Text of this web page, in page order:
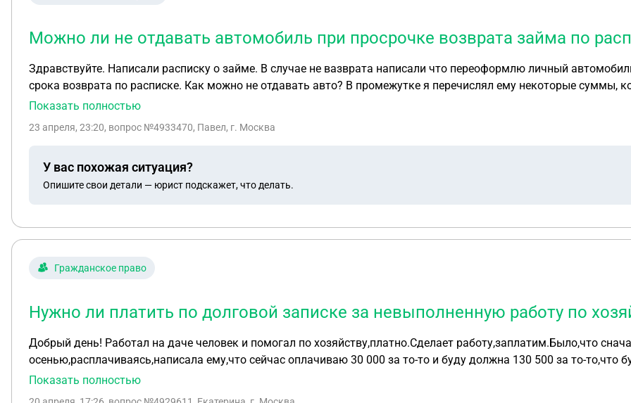
Можно ли не отдавать автомобиль при просрочке возврата займа по
Здравствуйте. Написали расписку о займе. В случае не вазврата написали что переоформлю личный автомобиль. Срок вышел. Деньги смогу отдать позже
срока возврата по расписке. Как можно не отдавать авто? В промежутке я перечислял ему некоторые суммы,
Показать полностью
23 апреля, 23:20, вопрос №4933470, Павел, г. Москва
У вас похожая ситуация?
Опишите свои детали — юрист подскажет, что делать.
Гражданское право
Нужно ли платить по долговой записке за невыполненную работу по
Добрый день! Работал на даче человек и помогал по хозяйству,платно.Сделает работу,заплатим.Было,что
осенью,расплачиваясь,написала ему,что сейчас оплачиваю 30 000 за то-то и буду должна 130 500 за то-то,что
заплатила,а аванс нет.Так как случилось горе и было не до этого.Сейчас ему нужны деньги и он скинул мне эту записку,что я должны 130 500. Но,там в
Показать полностью